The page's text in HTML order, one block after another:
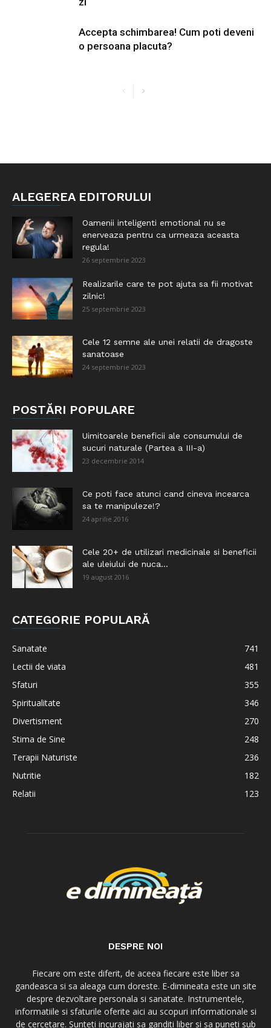
Accepta schimbarea! Cum poti deveni
o persoana placuta?
ALEGEREA EDITORULUI
Oamenii inteligenti emotional nu se
enerveaza pentru ca urmeaza aceasta
regula!
26 septembrie 2023
Realizarile care te pot ajuta sa fii motivat
zilnic!
25 septembrie 2023
Cele 12 semne ale unei relatii de dragoste
sanatoase
24 septembrie 2023
POSTĂRI POPULARE
Uimitoarele beneficii ale consumului de
sucuri naturale (Partea a III-a)
23 decembrie 2014
Ce poti face atunci cand cineva incearca
sa te manipuleze!?
24 aprilie 2016
Cele 20+ de utilizari medicinale si beneficii
ale uleiului de nuca...
19 august 2016
CATEGORIE POPULARĂ
Sanatate
741
Lectii de viata
481
Sfaturi
355
Spiritualitate
346
Divertisment
270
Stima de Sine
248
Terapii Naturiste
236
Nutritie
182
Relatii
123
DESPRE NOI
Fiecare om este diferit, de aceea fiecare este liber sa
gandeasca si sa aleaga cum doreste. E-dimineata este un site
despre dezvoltare personala si sanatate. Instrumentele,
informatiile si sfaturile oferite aici au scopuri informationale si
de cercetare. Sunteti incurajati sa ganditi liber si sa puneti sub